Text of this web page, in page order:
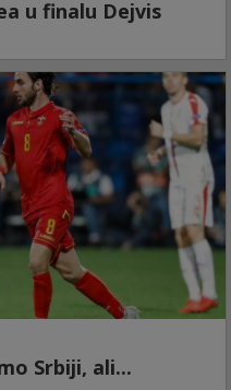
u finalu Dejvis
Srbiji, ali...